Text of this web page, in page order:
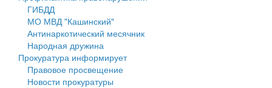
Нормативы градостроительного проектирования
Правила землепользования и застройки
Генеральные планы
Проекты планировки территории
ГИБДД
МО МВД "Кашинский"
Антинаркотический месячник
Народная дружина
Прокуратура информирует
Правовое просвещение
Новости прокуратуры